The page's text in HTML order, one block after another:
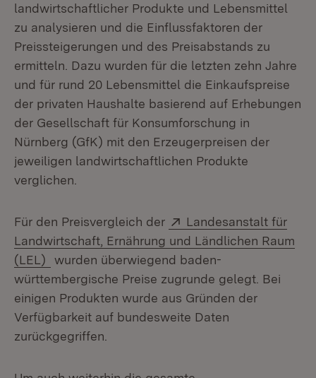
landwirtschaftlicher Produkte und Lebensmittel
zu analysieren und die Einflussfaktoren der
Preissteigerungen und des Preisabstands zu
ermitteln. Dazu wurden für die letzten zehn Jahre
und für rund 20 Lebensmittel die Einkaufspreise
der privaten Haushalte basierend auf Erhebungen
der Gesellschaft für Konsumforschung in
Nürnberg (GfK) mit den Erzeugerpreisen der
jeweiligen landwirtschaftlichen Produkte
verglichen.
Für den Preisvergleich der Extern:
Landesanstalt für
Landwirtschaft, Ernährung und Ländlichen Raum
(LEL)
(Öffnet in neuem Fenster)
wurden überwiegend baden-
württembergische Preise zugrunde gelegt. Bei
einigen Produkten wurde aus Gründen der
Verfügbarkeit auf bundesweite Daten
zurückgegriffen.